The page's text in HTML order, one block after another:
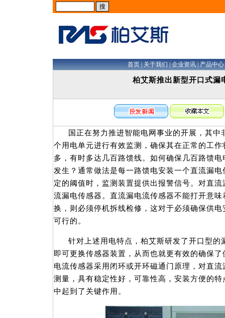
首页|关于我们|企业资讯|产品中心
柏艾斯推出新型开口式漏
国正在努力推进智能电网事业的开展，其
个用电单元进行有效监测，确保其在正常的工
多，有时多达几百路馈线。如何确保几百路馈
发生？通常做法是每一路馈电安装一个直流漏
定的阈值时，监测装置提供出报警信号。对直
流漏电传感器。直流漏电流传感器不能打开意
换，则必须停机拆线检修，这对于必须确保供
可行的。
针对上述用电特点，柏艾斯研发了开口型
即可更换传感器装置，从而也就更有效的确保
电流传感器采用闭环或开环磁通门原理，对直
测量，具有稳定性好，可靠性高，安装方便的
中起到了关键作用。